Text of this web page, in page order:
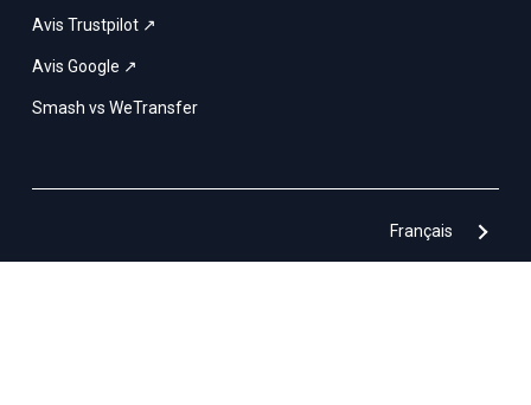
Avis Trustpilot ↗
Avis Google ↗
Smash vs WeTransfer
Français